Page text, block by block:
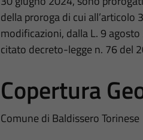
della proroga di cui
modificazioni, dalla L. 9
citato decreto-legge n. 76 del
Copertura
Comune di Baldissero Torinese